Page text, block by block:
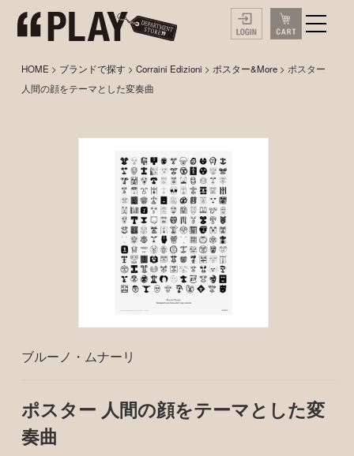
HOME > ブランドで探す >Corraini Edizioni > ポスター&More > ポスター
人間の顔をテーマとした変奏曲
ブルーノ・ムナーリ
ポスター 人間の顔をテーマとした変
奏曲